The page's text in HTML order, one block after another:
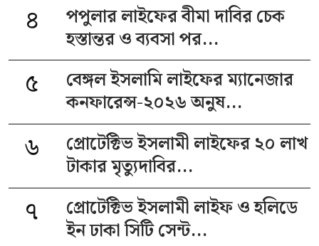
৪
পপুলার লাইফের বীমা দাবির চেক
হস্তান্তর ও ব্যবসা পর...
৫
বেঙ্গল ইসলামি লাইফের ম্যানেজার
কনফারেন্স-২০২৬ অনুষ...
৬
প্রোটেক্টিভ ইসলামী লাইফের ২০ লাখ
টাকার মৃত্যুদাবির...
৭
প্রোটেক্টিভ ইসলামী লাইফ ও হলিডে
ইন ঢাকা সিটি সেন্ট...